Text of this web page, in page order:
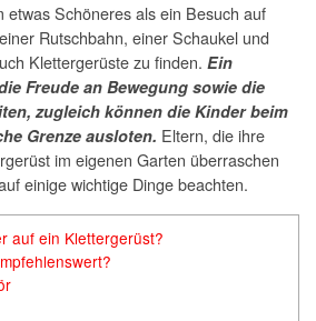
etwas Schöneres als ein Besuch auf
Rutschbahn, einer Schaukel und
Klettergerüste zu finden. Ein
Freude an Bewegung sowie die
zugleich können die Kinder beim
Grenze ausloten. Eltern, die ihre
im eigenen Garten überraschen
einige wichtige Dinge beachten.
auf ein Klettergerüst?